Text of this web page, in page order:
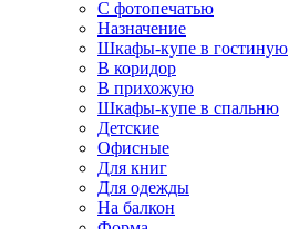
С фотопечатью
Назначение
Шкафы-купе в гостиную
В коридор
В прихожую
Шкафы-купе в спальню
Детские
Офисные
Для книг
Для одежды
На балкон